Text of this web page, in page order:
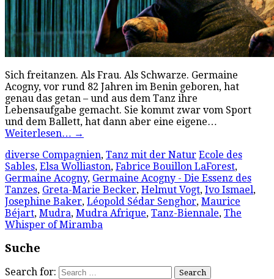
Sich freitanzen. Als Frau. Als Schwarze. Germaine
Acogny, vor rund 82 Jahren im Benin geboren, hat
genau das getan – und aus dem Tanz ihre
Lebensaufgabe gemacht. Sie kommt zwar vom Sport
und dem Ballett, hat dann aber eine eigene…
Weiterlesen… →
diverse Compagnien, Tanz mit der Natur Ecole des
Sables, Elsa Wolliaston, Fabrice Bouillon LaForest,
Germaine Acogny, Germaine Acogny - Die Essenz des
Tanzes, Greta-Marie Becker, Helmut Vogt, Ivo Ismael,
Josephine Baker, Léopold Sédar Senghor, Maurice
Béjart, Mudra, Mudra Afrique, Tanz-Biennale, The
Whisper of Miramba
Suche
Search for: